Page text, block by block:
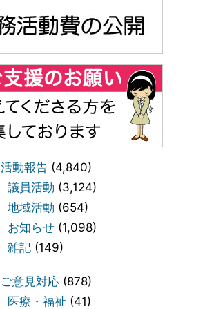
活動報告 (4,840)
議員活動 (3,124)
地域活動 (654)
お知らせ (1,098)
雑記 (149)
ご意見対応 (878)
医療・福祉 (41)